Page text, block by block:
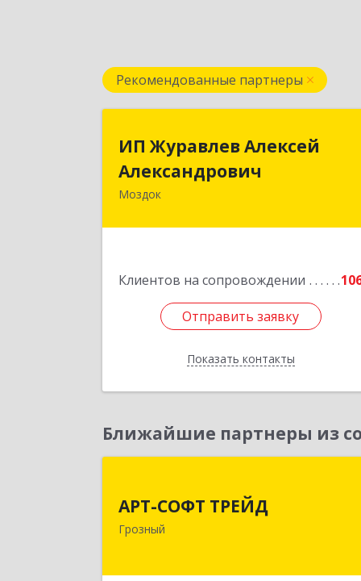
Рекомендованные партнеры
ИП Журавлев Алексей
Александрович
Моздок
Клиентов на сопровождении
Отправить заявку
Показать контакты
ИП Журавлев Алексей
Александрович
363750, Северная Осетия - Алания
Отправить заявку
Назад
Ближайшие партнеры из
АРТ-СОФТ ТРЕЙД
Грозный
364013, Чеченская Респ, Грозный г,